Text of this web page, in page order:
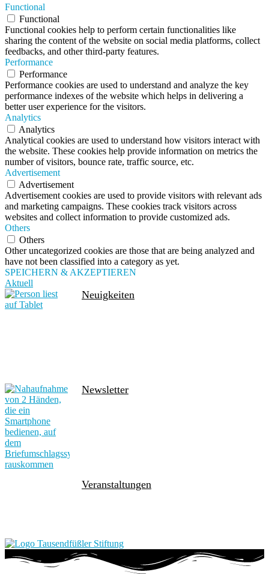
Functional
Functional
Functional cookies help to perform certain functionalities like
sharing the content of the website on social media platforms, collect
feedbacks, and other third-party features.
Performance
Performance
Performance cookies are used to understand and analyze the key
performance indexes of the website which helps in delivering a
better user experience for the visitors.
Analytics
Analytics
Analytical cookies are used to understand how visitors interact with
the website. These cookies help provide information on metrics the
number of visitors, bounce rate, traffic source, etc.
Advertisement
Advertisement
Advertisement cookies are used to provide visitors with relevant ads
and marketing campaigns. These cookies track visitors across
websites and collect information to provide customized ads.
Others
Others
Other uncategorized cookies are those that are being analyzed and
have not been classified into a category as yet.
SPEICHERN & AKZEPTIEREN
Aktuell
Neuigkeiten
Newsletter
Veranstaltungen